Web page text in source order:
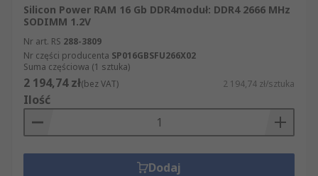
Silicon Power RAM 16 Gb DDR4moduł: DDR4 2666 MHz
SODIMM 1.2V
Nr art. RS 288-3809
Nr części producenta SP016GBSFU266X02
Suma częściowa (1 sztuka)
2 194,74 zł(bez VAT) 2 194,74 zł/sztuka
Ilość
Dodaj